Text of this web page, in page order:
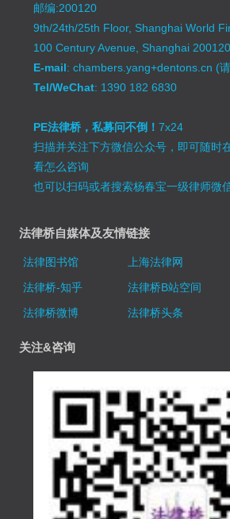
邮编:200120
9th/24th/25th Floor, Shanghai World
100 Century Avenue, Shanghai
E-mail: chambers.yang+dentons.cn (
Tel/WeChat: 1390 182 6830
PE法律桥，私募问不倒！7x24
扫描并关注下方微信公众号，即可随时
看怎么咨询
也可以扫码或者搜索杨春宝一级律师微
法律桥自媒体及友情链接
法律图书馆 上海法律网
法律桥-知乎
法律桥B站空间
法律桥微博
法律桥头条
关注&咨询